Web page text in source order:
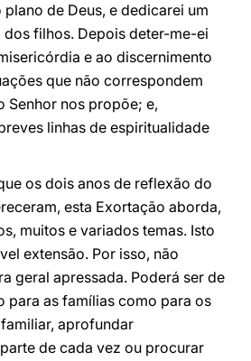
de Deus, e dedicarei um
filhos. Depois deter-me-ei
e ao discernimento
que não correspondem
Senhor nos propõe; e,
linhas de espiritualidade
os dois anos de reflexão do
esta Exortação aborda,
muitos e variados temas. Isto
extensão. Por isso, não
geral apressada. Poderá ser de
para as famílias como para os
aprofundar
de cada vez ou procurar